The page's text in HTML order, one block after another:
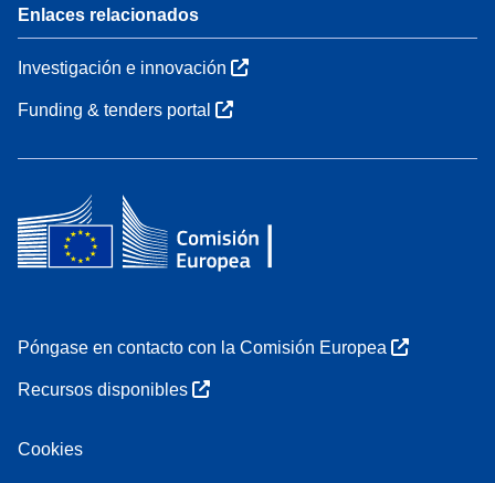
Enlaces relacionados
Investigación e innovación
Funding & tenders portal
Póngase en contacto con la Comisión Europea
Recursos disponibles
Cookies